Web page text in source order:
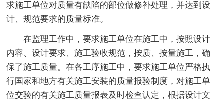
求施工单位对质量有缺陷的部位做修补处理，并达到设
计、规范要求的质量标准。
在监理工作中，要求施工单位在施工中，按照设计
内容、设计要求、施工验收规范，按质、按量施工，确
保了施工质量。在各工序施工中，要求施工单位严格执
行国家和地方有关施工安装的质量报验制度，对施工单
位交验的有关施工质量报表及时检查认定，根据设计文